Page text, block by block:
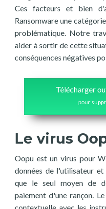
Ces facteurs et bien
Ransomware une
problématique. Notre
aider à sortir de cette
conséquences négatives
Télécharger
pour
Le virus
Oopu est un virus pour
données de l'utilisateur
que le seul moyen de
paiement d'une rançon.